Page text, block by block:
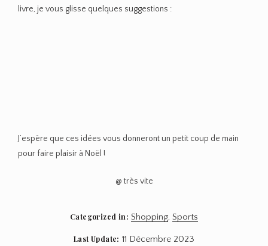
livre, je vous glisse quelques suggestions :
J’espère que ces idées vous donneront un petit coup de main
pour faire plaisir à Noël !
@ très vite
Categorized in: Shopping, Sports
Last Update: 11 Décembre 2023